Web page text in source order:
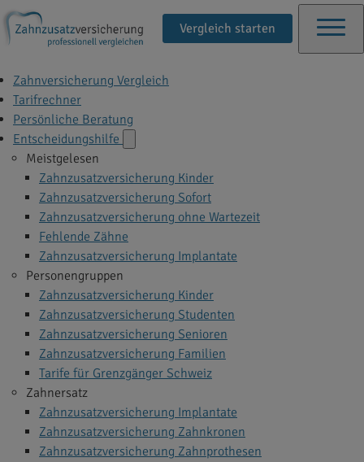
Vergleich starten
Zahnversicherung Vergleich
Tarifrechner
Persönliche Beratung
Entscheidungshilfe
Meistgelesen
Zahnzusatzversicherung Kinder
Zahnzusatzversicherung Sofort
Zahnzusatzversicherung ohne Wartezeit
Fehlende Zähne
Zahnzusatzversicherung Implantate
Personengruppen
Zahnzusatzversicherung Kinder
Zahnzusatzversicherung Studenten
Zahnzusatzversicherung Senioren
Zahnzusatzversicherung Familien
Tarife für Grenzgänger Schweiz
Zahnersatz
Zahnzusatzversicherung Implantate
Zahnzusatzversicherung Zahnkronen
Zahnzusatzversicherung Zahnprothesen